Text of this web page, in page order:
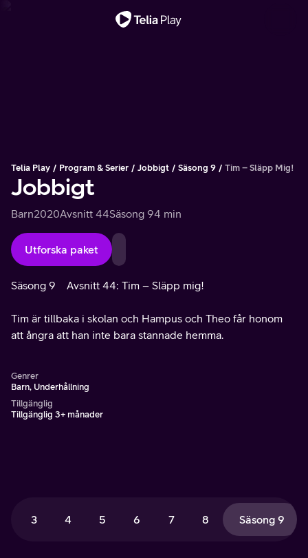
Telia Play Program & Serier Jobbigt Säsong 9 Tim – Släpp Mig!
Jobbigt
Barn2020Avsnitt 44Säsong 94 min
Utforska paket
Säsong 9 Avsnitt 44: Tim – Släpp mig!
Tim är tillbaka i skolan och Hampus och Theo får honom
att ångra att han inte bara stannade hemma.
Genrer
Barn, Underhållning
Tillgänglig
Tillgänglig 3+ månader
3 4 5 6 7 8 Säsong 9